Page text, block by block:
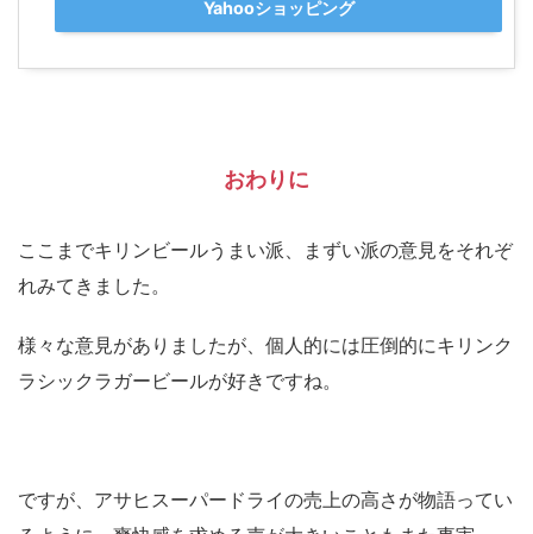
Yahooショッピング
おわりに
ここまでキリンビールうまい派、まずい派の意見をそれぞ
れみてきました。
様々な意見がありましたが、個人的には圧倒的にキリンク
ラシックラガービールが好きですね。
ですが、アサヒスーパードライの売上の高さが物語ってい